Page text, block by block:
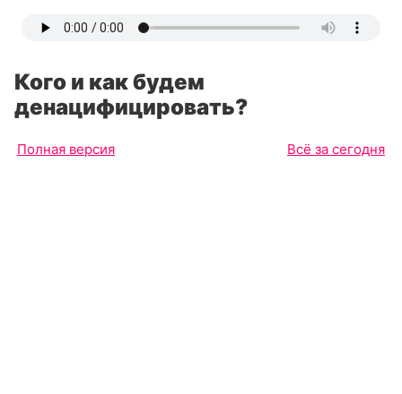
Кого и как будем
денацифицировать?
Полная версия Всё за сегодня